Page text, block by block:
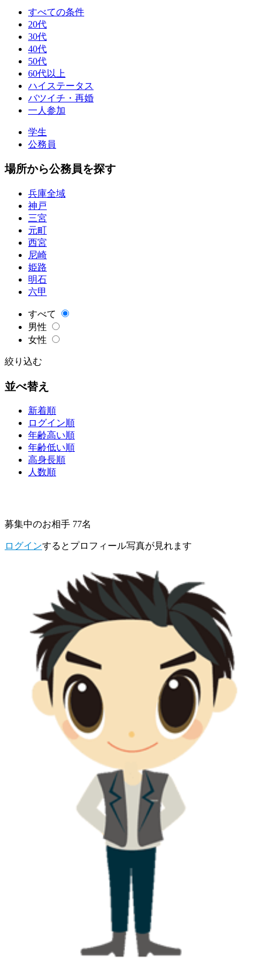
すべての条件
20代
30代
40代
50代
60代以上
ハイステータス
バツイチ・再婚
一人参加
学生
公務員
場所から公務員を探す
兵庫全域
神戸
三宮
元町
西宮
尼崎
姫路
明石
六甲
すべて
男性
女性
絞り込む
並べ替え
新着順
ログイン順
年齢高い順
年齢低い順
高身長順
人数順
募集中のお相手 77名
ログインするとプロフィール写真が見れます